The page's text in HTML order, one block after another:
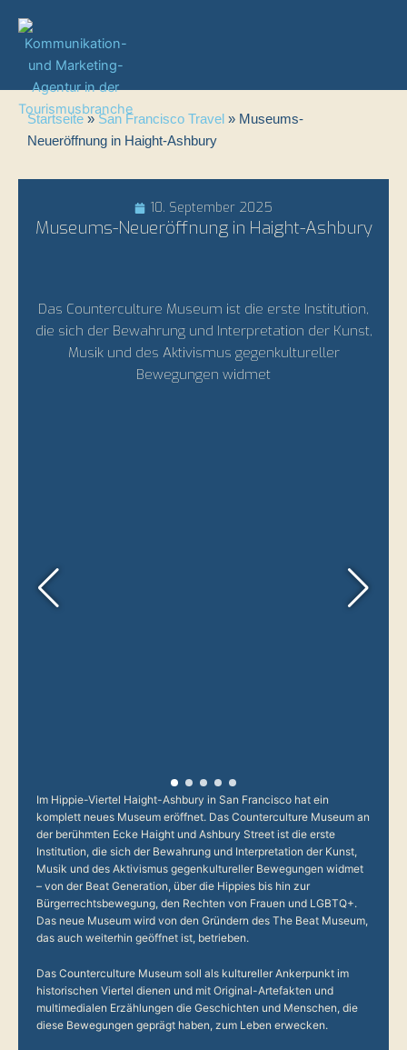
Inhalt
springen
Startseite»San Francisco Travel » Museums-
Neueröffnung in Haight-Ashbury
10. September 2025
Museums-Neueröffnung in Haight-Ashbury
Das Counterculture Museum ist die erste Institution,
die sich der Bewahrung und Interpretation der Kunst,
Musik und des Aktivismus gegenkultureller
Bewegungen widmet
Im Hippie-Viertel Haight-Ashbury in San Francisco hat ein
komplett neues Museum eröffnet. Das Counterculture Museum an
der berühmten Ecke Haight und Ashbury Street ist die erste
Institution, die sich der Bewahrung und Interpretation der Kunst,
Musik und des Aktivismus gegenkultureller Bewegungen widmet
– von der Beat Generation, über die Hippies bis hin zur
Bürgerrechtsbewegung, den Rechten von Frauen und LGBTQ+.
Das neue Museum wird von den Gründern des The Beat Museum,
das auch weiterhin geöffnet ist, betrieben.
Das Counterculture Museum soll als kultureller Ankerpunkt im
historischen Viertel dienen und mit Original-Artefakten und
multimedialen Erzählungen die Geschichten und Menschen, die
diese Bewegungen geprägt haben, zum Leben erwecken.